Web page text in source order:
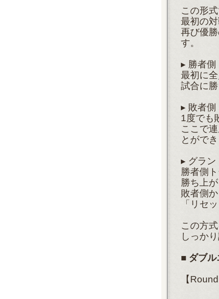
この形
最初の
再び優
す。
▸勝者側
最初に
試合に
▸敗者側
1度でも
ここで
とがで
▸グラン
勝者側
勝ち上
敗者側
「リセ
この方
しっか
■ダブル
【